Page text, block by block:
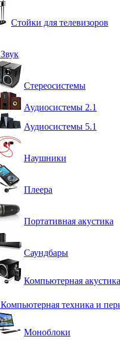
Стойки для телевизоров
Звук
Стереосистемы
Аудиосистемы 2.1
Аудиосистемы 5.1
Наушники
Плеера
Портативная акустика
Саундбары
Компьютерная акустика
Компьютерная техника и
Моноблоки